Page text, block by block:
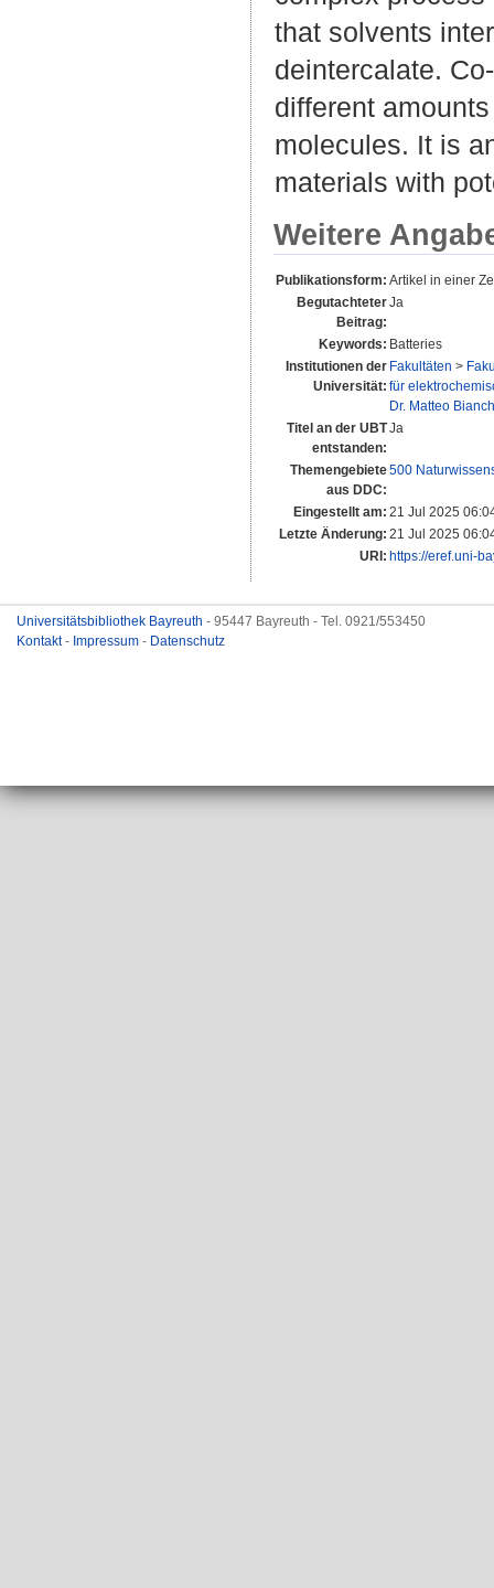
that solvents
deintercalate.
different
molecules. It is
materials with
Weitere
Publikationsform: Artikel in einer
Begutachteter
Beitrag:
Ja
Keywords: Batteries
Institutionen der
Universität:
Fakultäten >
für
Dr. Matteo
Titel an der UBT
entstanden:
Ja
Themengebiete
aus DDC:
500
Eingestellt am: 21 Jul 2025
Letzte Änderung: 21 Jul 2025
URI: https://eref.uni-
Universitätsbibliothek Bayreuth - 95447 Bayreuth - Tel. 0921/553450
Kontakt- Impressum - Datenschutz